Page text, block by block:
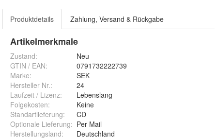
Produktdetails Zahlung, Versand & Rückgabe
Artikelmerkmale
Zustand:
Neu
GTIN / EAN:
0791732222739
Marke:
SEK
Hersteller Nr.:
24
Laufzeit / Lizenz:
Lebenslang
Folgekosten:
Keine
Standartlieferung:
CD
Optionale Lieferung: Per Mail
Herstellungsland: Deutschland